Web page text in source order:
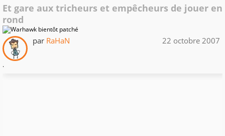
Et gare aux tricheurs et empêcheurs de jouer en
rond
par RaHaN 22 octobre 2007
.